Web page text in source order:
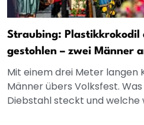
Straubing: Plastikkrokodil
gestohlen – zwei Männer
Mit einem drei Meter langen
Männer übers Volksfest.
Diebstahl steckt und welche